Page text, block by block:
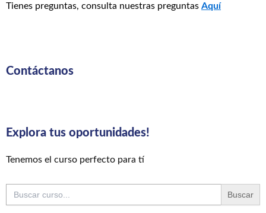
Tienes preguntas, consulta nuestras preguntas Aquí
Contáctanos
Explora tus oportunidades!
Tenemos el curso perfecto para tí
Buscar: